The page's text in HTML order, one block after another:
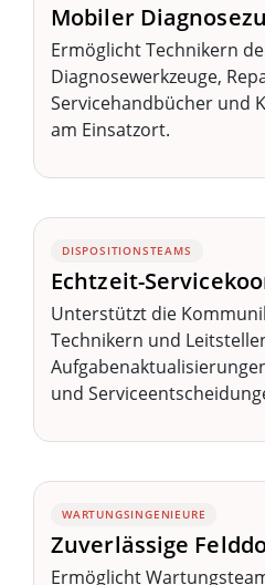
Mobiler
Ermöglicht Technikern
Diagnosewerkzeuge,
Servicehandbücher und
am Einsatzort.
DISPOSITIONSTEAMS
Echtzeit-
Unterstützt die
Technikern und
und
WARTUNGSINGENIEURE
Zuverlässige
Ermöglicht